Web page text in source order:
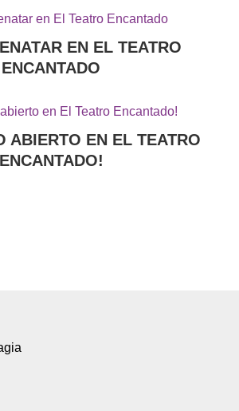
EN EL TEATRO
ENCANTADO
ABIERTO EN EL TEATRO
ENCANTADO!